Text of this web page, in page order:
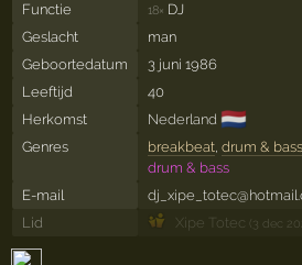
Functie 18× DJ
Geslacht
man
Geboortedatum
3 juni 1986
Leeftijd
40
Herkomst
Nederland 🇳🇱
Genres breakbeat, drum & bass
drum & bass
E-mail
Lid
Xipe Totec (3 dec